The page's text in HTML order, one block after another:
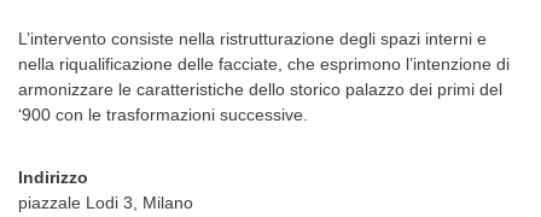
L’intervento consiste nella ristrutturazione degli spazi interni e
nella riqualificazione delle facciate, che esprimono l’intenzione di
armonizzare le caratteristiche dello storico palazzo dei primi del
‘900 con le trasformazioni successive.
Indirizzo
piazzale Lodi 3, Milano